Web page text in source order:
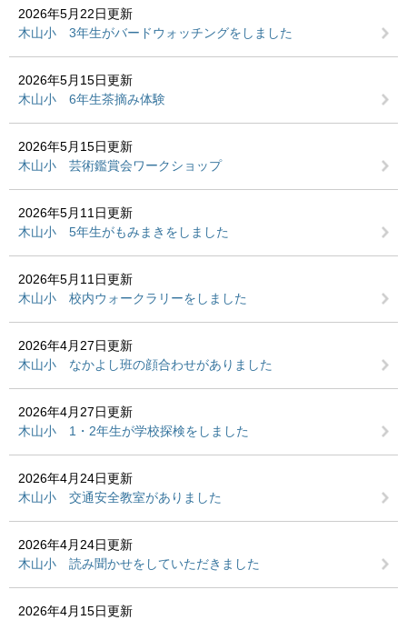
2026年5月22日更新
木山小 3年生がバードウォッチングをしました
2026年5月15日更新
木山小 6年生茶摘み体験
2026年5月15日更新
木山小 芸術鑑賞会ワークショップ
2026年5月11日更新
木山小 5年生がもみまきをしました
2026年5月11日更新
木山小 校内ウォークラリーをしました
2026年4月27日更新
木山小 なかよし班の顔合わせがありました
2026年4月27日更新
木山小 1・2年生が学校探検をしました
2026年4月24日更新
木山小 交通安全教室がありました
2026年4月24日更新
木山小 読み聞かせをしていただきました
2026年4月15日更新